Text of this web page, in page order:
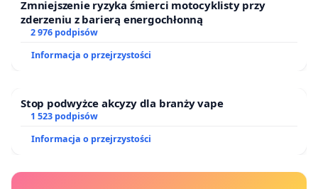
Zmniejszenie ryzyka śmierci motocyklisty przy
zderzeniu z barierą energochłonną
2 976 podpisów
Informacja o przejrzystości
Stop podwyżce akcyzy dla branży vape
1 523 podpisów
Informacja o przejrzystości